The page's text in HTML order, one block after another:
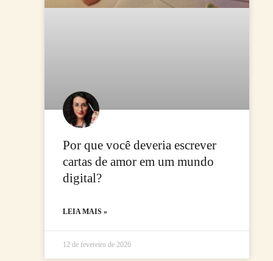
Por que você deveria escrever
cartas de amor em um mundo
digital?
LEIA MAIS »
12 de fevereiro de 2026